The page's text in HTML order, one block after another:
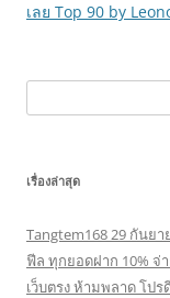
เลย Top 90 by
สำหรับ:
เรื่องล่าสุด
Tangtem168 29 กันย
ฟีล ทุกยอดฝาก 10% จ่
เว็บตรง ห้ามพลาด โป